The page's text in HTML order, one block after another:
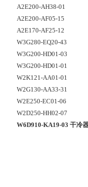
A2E200-AH38-01
A2E200-AF05-15
A2E170-AF25-12
W3G280-EQ20-43
W3G200-HD01-03
W3G200-HD01-01
W2K121-AA01-01
W2G130-AA33-31
W2E250-EC01-06
W2D250-HH02-07
W6D910-KA19-03 干冷